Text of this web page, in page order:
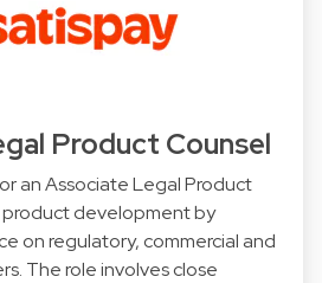
Product Counsel
an Associate Legal Product
development by
on regulatory, commercial and
The role involves close